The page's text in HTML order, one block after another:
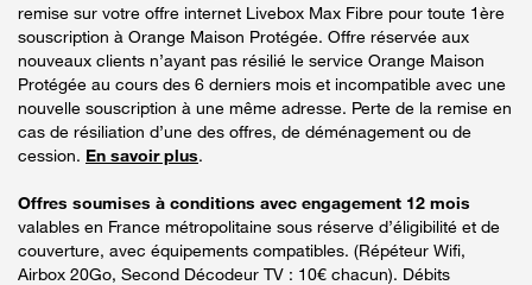
remise sur votre offre internet Livebox Max Fibre pour toute 1ère
souscription à Orange Maison Protégée. Offre réservée aux
nouveaux clients n’ayant pas résilié le service Orange Maison
Protégée au cours des 6 derniers mois et incompatible avec une
nouvelle souscription à une même adresse. Perte de la remise en
cas de résiliation d’une des offres, de déménagement ou de
cession. En savoir plus.
Offres soumises à conditions avec engagement 12 mois
valables en France métropolitaine sous réserve d’éligibilité et de
couverture, avec équipements compatibles. (Répéteur Wifi,
Airbox 20Go, Second Décodeur TV : 10€ chacun). Débits